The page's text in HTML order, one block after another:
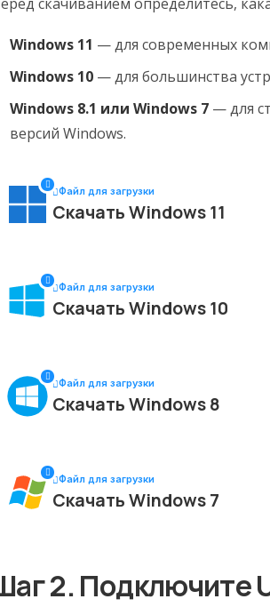
Windows 11 — для современных
Windows 10 — для большинства
Windows 8.1 или Windows 7 — для
версий Windows.
Файл для загрузки
Скачать Windows 11
Файл для загрузки
Скачать Windows 10
Файл для загрузки
Скачать Windows 8
Файл для загрузки
Скачать Windows 7
2. Подключите